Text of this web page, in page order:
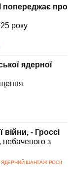
та військову
попереджає про
року
ядерної
- Гроссі
небаченого з
ЯДЕРНИЙ ШАНТАЖ РОСІЇ